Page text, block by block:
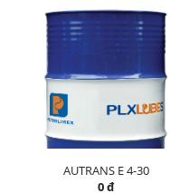
AUTRANS E 4-30
0 đ